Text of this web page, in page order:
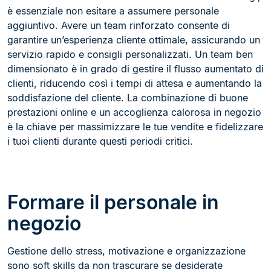
è essenziale non esitare a assumere personale
aggiuntivo. Avere un team rinforzato consente di
garantire un’esperienza cliente ottimale, assicurando un
servizio rapido e consigli personalizzati. Un team ben
dimensionato è in grado di gestire il flusso aumentato di
clienti, riducendo così i tempi di attesa e aumentando la
soddisfazione del cliente. La combinazione di buone
prestazioni online e un accoglienza calorosa in negozio
è la chiave per massimizzare le tue vendite e fidelizzare
i tuoi clienti durante questi periodi critici.
Formare il personale in
negozio
Gestione dello stress, motivazione e organizzazione
sono soft skills da non trascurare se desiderate